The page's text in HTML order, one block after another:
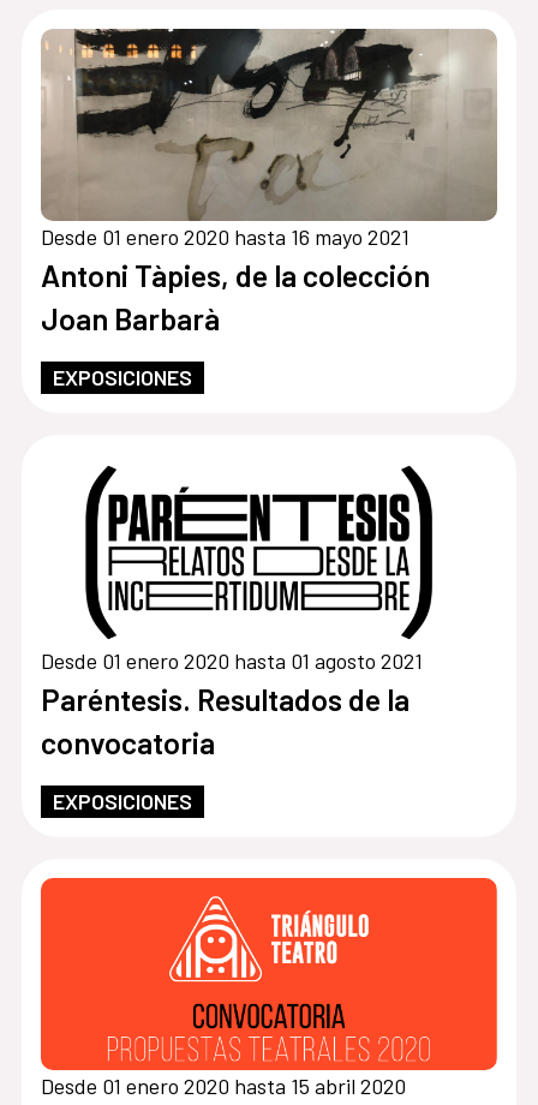
Desde 01 enero 2020 hasta 16 mayo 2021
Antoni Tàpies, de la colección
Joan Barbarà
EXPOSICIONES
Desde 01 enero 2020 hasta 01 agosto 2021
Paréntesis. Resultados de la
convocatoria
EXPOSICIONES
Desde 01 enero 2020 hasta 15 abril 2020